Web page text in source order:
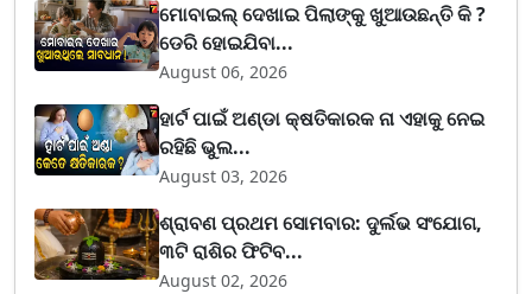
ମୋବାଇଲ୍ ଦେଖାଇ ପିଲାଙ୍କୁ ଖୁଆଉଛନ୍ତି କି ?
ଡେରି ହୋଇଯିବା...
August 06, 2026
ହାର୍ଟ ପାଇଁ ଅଣ୍ଡା କ୍ଷତିକାରକ ନା ଏହାକୁ ନେଇ
ରହିଛି ଭୁଲ...
August 03, 2026
ଶ୍ରାବଣ ପ୍ରଥମ ସୋମବାର: ଦୁର୍ଲଭ ସଂଯୋଗ,
୩ଟି ରାଶିର ଫିଟିବ...
August 02, 2026